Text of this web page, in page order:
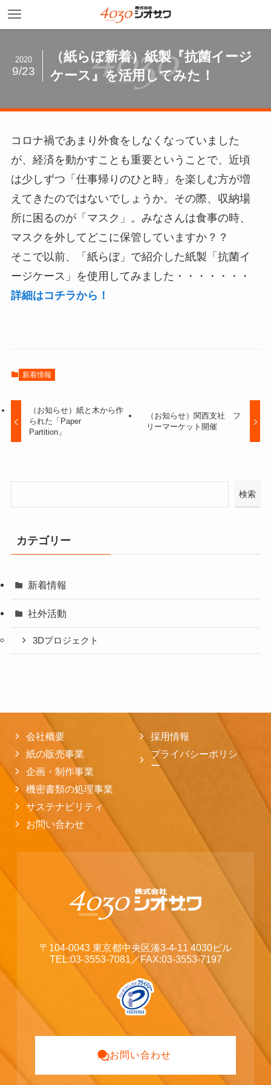
（紙らぼ新着）紙製『抗菌イージ
ケース』を活用してみた！
2020
9/23
コロナ禍であまり外食をしなくなっていました
が、経済を動かすことも重要ということで、近頃
は少しずつ「仕事帰りのひと時」を楽しむ方が増
えてきたのではないでしょうか。その際、収納場
所に困るのが「マスク」。みなさんは食事の時、
マスクを外してどこに保管していますか？？
そこで以前、「紙らぼ」で紹介した紙製「抗菌イ
ージケース」を使用してみました・・・・・・・
詳細はコチラから！
新着情報
（お知らせ）紙と木から作
られた「Paper
Partition」
（お知らせ）関西支社 フ
リーマーケット開催
検索
カテゴリー
新着情報
社外活動
3Dプロジェクト
会社概要
紙の販売事業
企画・制作事業
機密書類の処理事業
サステナビリティ
お問い合わせ
採用情報
プライバシーポリシ
ー
〒104-0043 東京都中央区湊3-4-11 4030ビル
TEL:03-3553-7081 ／FAX:03-3553-7197
お問い合わせ